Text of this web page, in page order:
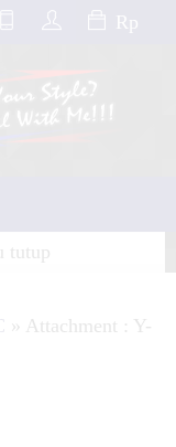
Rp
tutup
» Attachment : Y-